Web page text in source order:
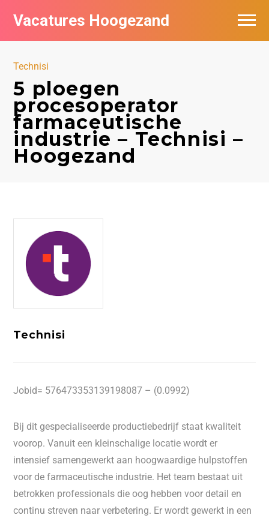
Vacatures Hoogezand
Technisi
5 ploegen
procesoperator
farmaceutische
industrie – Technisi –
Hoogezand
Technisi
Jobid= 576473353139198087 – (0.0992)
Bij dit gespecialiseerde productiebedrijf staat kwaliteit
voorop. Vanuit een kleinschalige locatie wordt er
intensief samengewerkt aan hoogwaardige hulpstoffen
voor de farmaceutische industrie. Het team bestaat uit
betrokken professionals die oog hebben voor detail en
continu streven naar verbetering. Er wordt gewerkt in een
Vacatures per bedrijf
Nieuwsbrief feed